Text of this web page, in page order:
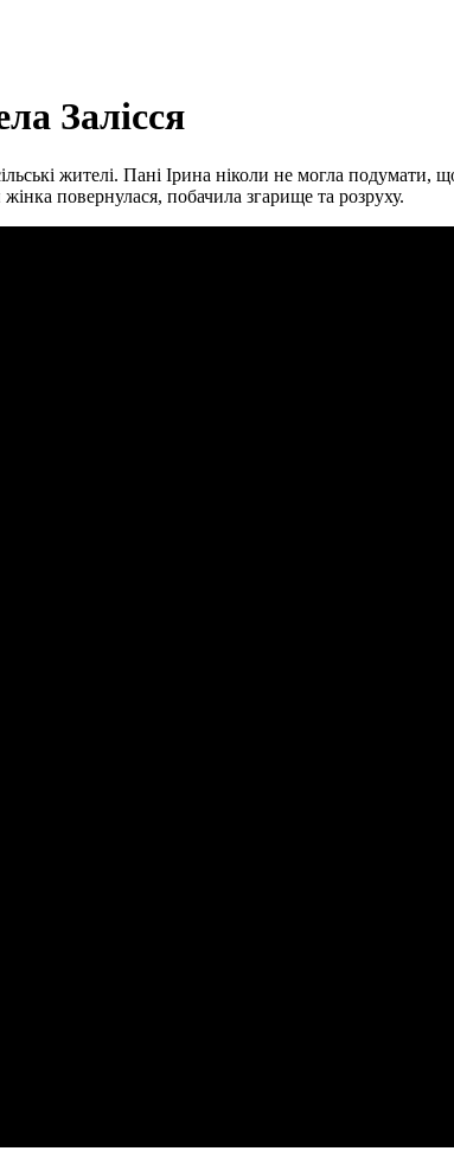
Залісся
жителі. Пані Ірина ніколи не могла подумати,
повернулася, побачила згарище та розруху.